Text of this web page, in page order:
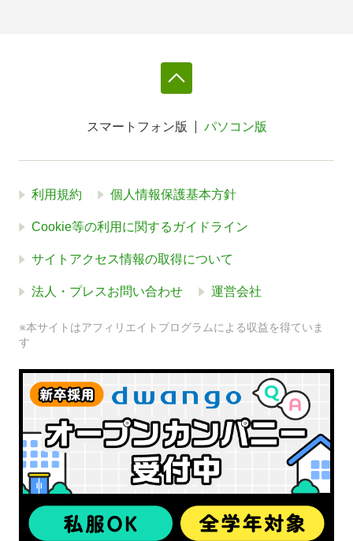
スマートフォン版 パソコン版
利用規約 個人情報保護基本方針
Cookie等の利用に関するガイドライン
サイトアクセス情報の取得について
法人・プレスお問い合わせ 運営会社
※本サイトはアフィリエイトプログラムによる収益を得ていま
す